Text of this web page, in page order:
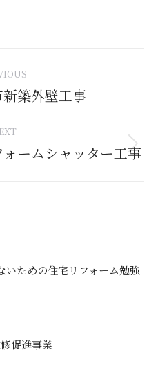
Previous
築外壁工事
Nextームシャッター工事
ための住宅リフォーム勉強
促進事業